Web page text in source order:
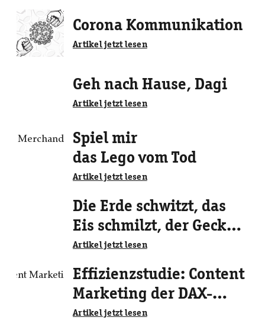
Corona Kommunikation
Artikel jetzt lesen
Geh nach Hause, Dagi
Artikel jetzt lesen
Spiel mir
das Lego vom Tod
Artikel jetzt lesen
Die Erde schwitzt, das
Eis schmilzt, der Geck
welkt
Artikel jetzt lesen
Effizienzstudie: Content
Marketing der DAX-
Unternehmen
Artikel jetzt lesen